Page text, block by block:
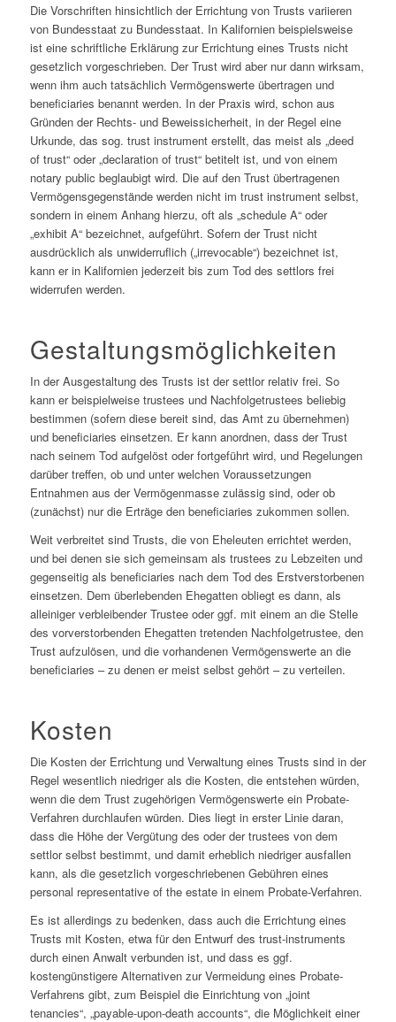
Die Vorschriften hinsichtlich der Errichtung von Trusts variieren
von Bundesstaat zu Bundesstaat. In Kalifornien beispielsweise
ist eine schriftliche Erklärung zur Errichtung eines Trusts nicht
gesetzlich vorgeschrieben. Der Trust wird aber nur dann wirksam,
wenn ihm auch tatsächlich Vermögenswerte übertragen und
beneficiaries benannt werden. In der Praxis wird, schon aus
Gründen der Rechts- und Beweissicherheit, in der Regel eine
Urkunde, das sog. trust instrument erstellt, das meist als „deed
of trust“ oder „declaration of trust“ betitelt ist, und von einem
notary public beglaubigt wird. Die auf den Trust übertragenen
Vermögensgegenstände werden nicht im trust instrument selbst,
sondern in einem Anhang hierzu, oft als „schedule A“ oder
„exhibit A“ bezeichnet, aufgeführt. Sofern der Trust nicht
ausdrücklich als unwiderruflich („irrevocable“) bezeichnet ist,
kann er in Kalifornien jederzeit bis zum Tod des settlors frei
widerrufen werden.
Gestaltungsmöglichkeiten
In der Ausgestaltung des Trusts ist der settlor relativ frei. So
kann er beispielweise trustees und Nachfolgetrustees beliebig
bestimmen (sofern diese bereit sind, das Amt zu übernehmen)
und beneficiaries einsetzen. Er kann anordnen, dass der Trust
nach seinem Tod aufgelöst oder fortgeführt wird, und Regelungen
darüber treffen, ob und unter welchen Voraussetzungen
Entnahmen aus der Vermögenmasse zulässig sind, oder ob
(zunächst) nur die Erträge den beneficiaries zukommen sollen.
Weit verbreitet sind Trusts, die von Eheleuten errichtet werden,
und bei denen sie sich gemeinsam als trustees zu Lebzeiten und
gegenseitig als beneficiaries nach dem Tod des Erstverstorbenen
einsetzen. Dem überlebenden Ehegatten obliegt es dann, als
alleiniger verbleibender Trustee oder ggf. mit einem an die Stelle
des vorverstorbenden Ehegatten tretenden Nachfolgetrustee, den
Trust aufzulösen, und die vorhandenen Vermögenswerte an die
beneficiaries – zu denen er meist selbst gehört – zu verteilen.
Kosten
Die Kosten der Errichtung und Verwaltung eines Trusts sind in der
Regel wesentlich niedriger als die Kosten, die entstehen würden,
wenn die dem Trust zugehörigen Vermögenswerte ein Probate-
Verfahren durchlaufen würden. Dies liegt in erster Linie daran,
dass die Höhe der Vergütung des oder der trustees von dem
settlor selbst bestimmt, und damit erheblich niedriger ausfallen
kann, als die gesetzlich vorgeschriebenen Gebühren eines
personal representative of the estate in einem Probate-Verfahren.
Es ist allerdings zu bedenken, dass auch die Errichtung eines
Trusts mit Kosten, etwa für den Entwurf des trust-instruments
durch einen Anwalt verbunden ist, und dass es ggf.
kostengünstigere Alternativen zur Vermeidung eines Probate-
Verfahrens gibt, zum Beispiel die Einrichtung von „joint
tenancies“, „payable-upon-death accounts“, die Möglichkeit einer